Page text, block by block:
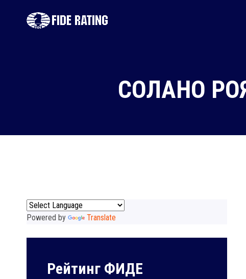
СОЛАНО
Powered by Translate
Рейтинг ФИДЕ